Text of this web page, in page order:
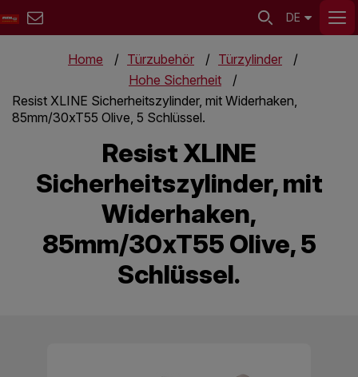
DE
Home Türzubehör
Türzylinder
Hohe Sicherheit
Resist XLINE Sicherheitszylinder, mit Widerhaken,
85mm/30xT55 Olive, 5 Schlüssel.
Resist XLINE
Sicherheitszylinder, mit
Widerhaken,
85mm/30xT55 Olive, 5
Schlüssel.